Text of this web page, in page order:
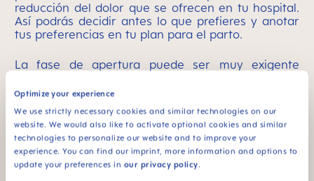
Optimize your experience
We use strictly necessary cookies and similar technologies on our
website. We would also like to activate optional cookies and similar
technologies to personalize our website and to improve your
experience. You can find our imprint, more information and options to
update your preferences in our privacy policy.
reducción del dolor que se ofrecen en tu hospital.
Así podrás decidir antes lo que prefieres y anotar
tus preferencias en tu plan para el parto.
La fase de apertura puede ser muy exigente
mucho, por loque se recomiendan pequeños y
ligeros tentempiés,
sobre todo porque durante el
parto a veces se producen mareos y vómitos.
#2 La fase de transición